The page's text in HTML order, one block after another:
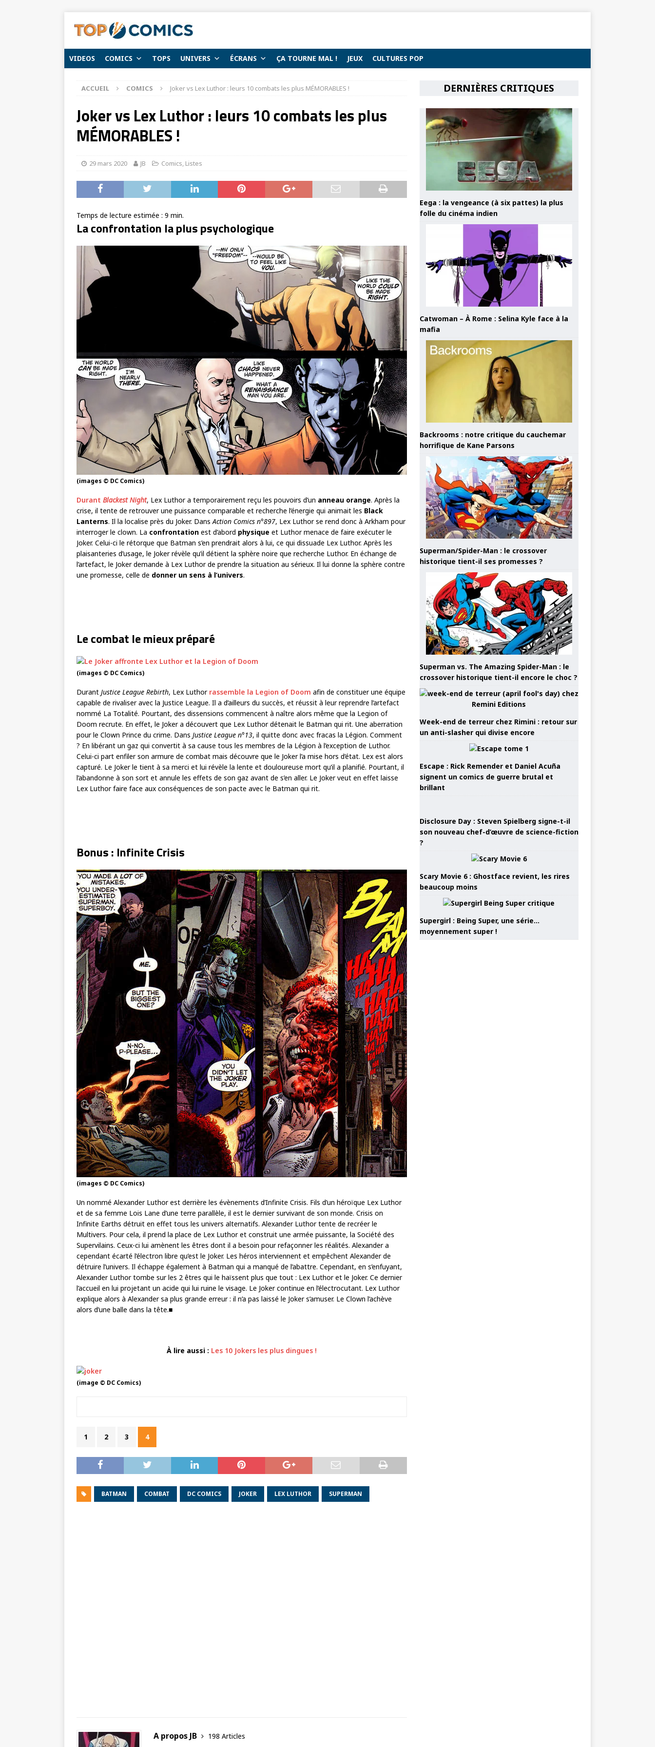
VIDEOS COMICS TOPS UNIVERS ÉCRANS ÇA TOURNE MAL ! JEUX CULTURES POP
ACCUEIL COMICS Joker vs Lex Luthor : leurs 10 combats les plus MÉMORABLES !
Joker vs Lex Luthor : leurs 10 combats les plus
MÉMORABLES !
29 mars 2020 JB Comics, Listes
Temps de lecture estimée : 9 min.
La confrontation la plus psychologique
(images © DC Comics)
Durant Blackest Night, Lex Luthor a temporairement reçu les pouvoirs d’un anneau orange. Après la
crise, il tente de retrouver une puissance comparable et recherche l’énergie qui animait les Black
Lanterns. Il la localise près du Joker. DansAction Comics n°897, Lex Luthor se rend donc à Arkham pour
interroger le clown. La confrontation est d’abord physique et Luthor menace de faire exécuter le
Joker. Celui-ci le rétorque que Batman s’en prendrait alors à lui, ce qui dissuade Lex Luthor. Après les
plaisanteries d’usage, le Joker révèle qu’il détient la sphère noire que recherche Luthor. En échange de
l’artefact, le Joker demande à Lex Luthor de prendre la situation au sérieux. Il lui donne la sphère contre
une promesse, celle de donner un sens à l’univers.
Le combat le mieux préparé
(images © DC Comics)
Durant Justice League Rebirth, Lex Luthor rassemble la Legion of Doom afin de constituer une équipe
capable de rivaliser avec la Justice League. Il a d’ailleurs du succès, et réussit à leur reprendre l’artefact
nommé La Totalité. Pourtant, des dissensions commencent à naître alors même que la Legion of
Doom recrute. En effet, le Joker a découvert que Lex Luthor détenait le Batman qui rit. Une aberration
pour le Clown Prince du crime. Dans Justice League n°13, il quitte donc avec fracas la Légion. Comment
? En libérant un gaz qui convertit à sa cause tous les membres de la Légion à l’exception de Luthor.
Celui-ci part enfiler son armure de combat mais découvre que le Joker l’a mise hors d’état. Lex est alors
capturé. Le Joker le tient à sa merci et lui révèle la lente et douloureuse mort qu’il a planifié. Pourtant, il
l’abandonne à son sort et annule les effets de son gaz avant de s’en aller. Le Joker veut en effet laisse
Lex Luthor faire face aux conséquences de son pacte avec le Batman qui rit.
Bonus : Infinite Crisis
(images © DC Comics)
Un nommé Alexander Luthor est derrière les évènements d’Infinite Crisis. Fils d’un héroïque Lex Luthor
et de sa femme Lois Lane d’une terre parallèle, il est le dernier survivant de son monde. Crisis on
Infinite Earths détruit en effet tous les univers alternatifs. Alexander Luthor tente de recréer le
Multivers. Pour cela, il prend la place de Lex Luthor et construit une armée puissante, la Société des
Supervilains. Ceux-ci lui amènent les êtres dont il a besoin pour refaçonner les réalités. Alexander a
cependant écarté l’électron libre qu’est le Joker. Les héros interviennent et empêchent Alexander de
détruire l’univers. Il échappe également à Batman qui a manqué de l’abattre. Cependant, en s’enfuyant,
Alexander Luthor tombe sur les 2 êtres qui le haïssent plus que tout : Lex Luthor et le Joker. Ce dernier
l’accueil en lui projetant un acide qui lui ruine le visage. Le Joker continue en l’électrocutant. Lex Luthor
explique alors à Alexander sa plus grande erreur : il n’a pas laissé le Joker s’amuser. Le Clown l’achève
alors d’une balle dans la tête.■
À lire aussi : Les 10 Jokers les plus dingues !
(image © DC Comics)
1 2 3 4
BATMAN COMBAT DC COMICS JOKER LEX LUTHOR SUPERMAN
A propos JB 198 Articles
DERNIÈRES CRITIQUES
Eega : la vengeance (à six pattes) la plus
folle du cinéma indien
Catwoman – À Rome : Selina Kyle face à la
mafia
Backrooms : notre critique du cauchemar
horrifique de Kane Parsons
Superman/Spider-Man : le crossover
historique tient-il ses promesses ?
Superman vs. The Amazing Spider-Man : le
crossover historique tient-il encore le choc ?
Week-end de terreur chez Rimini : retour sur
un anti-slasher qui divise encore
Escape : Rick Remender et Daniel Acuña
signent un comics de guerre brutal et
brillant
Disclosure Day : Steven Spielberg signe-t-il
son nouveau chef-d’œuvre de science-fiction
?
Scary Movie 6 : Ghostface revient, les rires
beaucoup moins
Supergirl : Being Super, une série…
moyennement super !